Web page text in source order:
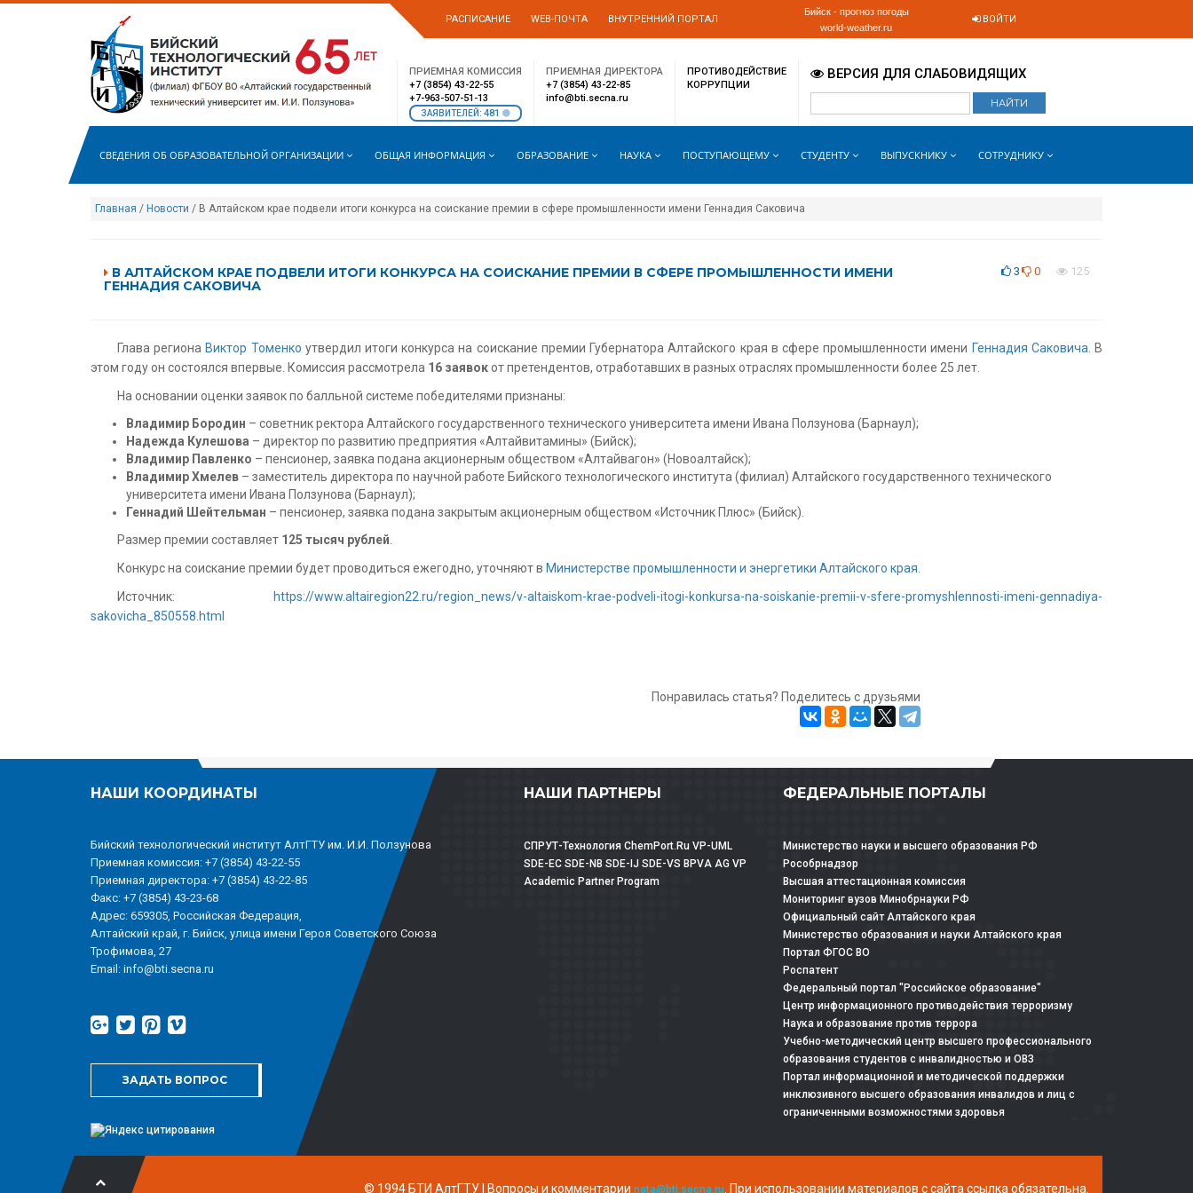
РАСПИСАНИЕ WEB-ПОЧТА ВНУТРЕННИЙ ПОРТАЛ
Бийск - прогноз погоды
world-weather.ru
ВОЙТИ
ПРИЕМНАЯ КОМИССИЯ
+7 (3854) 43-22-55
+7-963-507-51-13
ЗАЯВИТЕЛЕЙ: 481
ПРИЕМНАЯ ДИРЕКТОРА
+7 (3854) 43-22-85
info@bti.secna.ru
ПРОТИВОДЕЙСТВИЕ
КОРРУПЦИИ
ВЕРСИЯ ДЛЯ СЛАБОВИДЯЩИХ
СВЕДЕНИЯ ОБ ОБРАЗОВАТЕЛЬНОЙ ОРГАНИЗАЦИИ ОБЩАЯ ИНФОРМАЦИЯ ОБРАЗОВАНИЕ НАУКА ПОСТУПАЮЩЕМУ СТУДЕНТУ ВЫПУСКНИКУ СОТРУДНИКУ
Главная / Новости / В Алтайском крае подвели итоги конкурса на соискание премии в сфере промышленности имени Геннадия Саковича
В АЛТАЙСКОМ КРАЕ ПОДВЕЛИ ИТОГИ КОНКУРСА НА СОИСКАНИЕ ПРЕМИИ В СФЕРЕ ПРОМЫШЛЕННОСТИ ИМЕНИ
ГЕННАДИЯ САКОВИЧА
3 0 125
Глава региона Виктор Томенко утвердил итоги конкурса на соискание премии Губернатора Алтайского края в сфере промышленности имени Геннадия Саковича . В
этом году он состоялся впервые. Комиссия рассмотрела 16 заявокот претендентов, отработавших в разных отраслях промышленности более 25 лет.
На основании оценки заявок по балльной системе победителями признаны:
Владимир Бородин – советник ректора Алтайского государственного технического университета имени Ивана Ползунова (Барнаул);
Надежда Кулешова – директор по развитию предприятия «Алтайвитамины» (Бийск);
Владимир Павленко – пенсионер, заявка подана акционерным обществом «Алтайвагон» (Новоалтайск);
Владимир Хмелев – заместитель директора по научной работе Бийского технологического института (филиал) Алтайского государственного технического
университета имени Ивана Ползунова (Барнаул);
Геннадий Шейтельман – пенсионер, заявка подана закрытым акционерным обществом «Источник Плюс» (Бийск).
Размер премии составляет 125 тысяч рублей
Конкурс на соискание премии будет проводиться ежегодно, уточняют в Министерстве промышленности и энергетики Алтайского края
Источник:
https://www.altairegion22.ru/region_news/v-altaiskom-krae-podveli-itogi-konkursa-na-soiskanie-premii-v-sfere-promyshlennosti-imeni-gennadiya-
sakovicha_850558.html
Понравилась статья? Поделитесь с друзьями
НАШИ КООРДИНАТЫ
Бийский технологический институт АлтГТУ им. И.И. Ползунова
Приемная комиссия: +7 (3854) 43-22-55
Приемная директора: +7 (3854) 43-22-85
Факс: +7 (3854) 43-23-68
Адрес: 659305, Российская Федерация,
Алтайский край, г. Бийск, улица имени Героя Советского Союза
Трофимова, 27
Email: info@bti.secna.ru
ЗАДАТЬ ВОПРОС
НАШИ ПАРТНЕРЫ
СПРУТ-Технология ChemPort.Ru VP-UML
SDE-EC SDE-NB SDE-IJ SDE-VS BPVA AG VP
Academic Partner Program
ФЕДЕРАЛЬНЫЕ ПОРТАЛЫ
Министерство науки и высшего образования РФ
Рособрнадзор
Высшая аттестационная комиссия
Мониторинг вузов Минобрнауки РФ
Официальный сайт Алтайского края
Министерство образования и науки Алтайского края
Портал ФГОС ВО
Роспатент
Федеральный портал "Российское образование"
Центр информационного противодействия терроризму
Наука и образование против террора
Учебно-методический центр высшего профессионального
образования студентов с инвалидностью и ОВЗ
Портал информационной и методической поддержки
инклюзивного высшего образования инвалидов и лиц с
ограниченными возможностями здоровья
© 1994 БТИ АлтГТУ | Вопросы и комментарии nata@bti.secna.ru. При использовании материалов с сайта ссылка обязательна.